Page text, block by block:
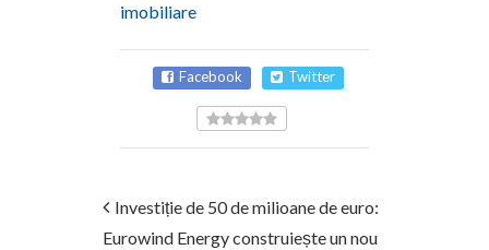
imobiliare
Facebook Twitter
Investiție de 50 de milioane de euro:
Eurowind Energy construiește un nou